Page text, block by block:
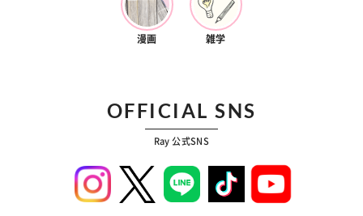
漫画 雑学
OFFICIAL SNS
Ray 公式SNS